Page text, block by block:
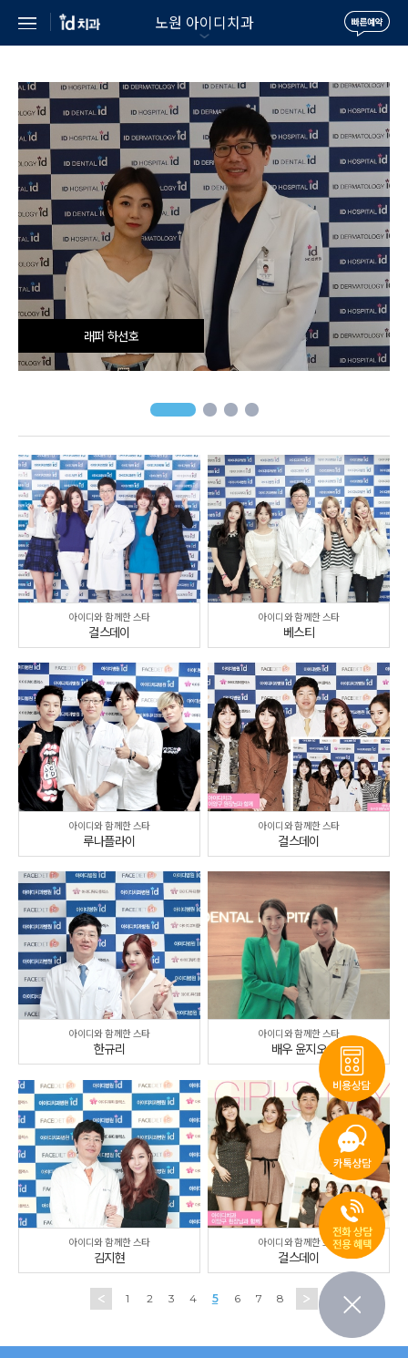
노원 아이디치과
래퍼 하선호
아이디와 함께한 스타
걸스데이
아이디와 함께한 스타
베스티
아이디와 함께한 스타
루나플라이
아이디와 함께한 스타
걸스데이
아이디와 함께한 스타
한규리
아이디와 함께한 스타
배우 윤지오
아이디와 함께한 스타
김지현
아이디와 함께한 스타
걸스데이
1 2 3 4 5 6 7 8